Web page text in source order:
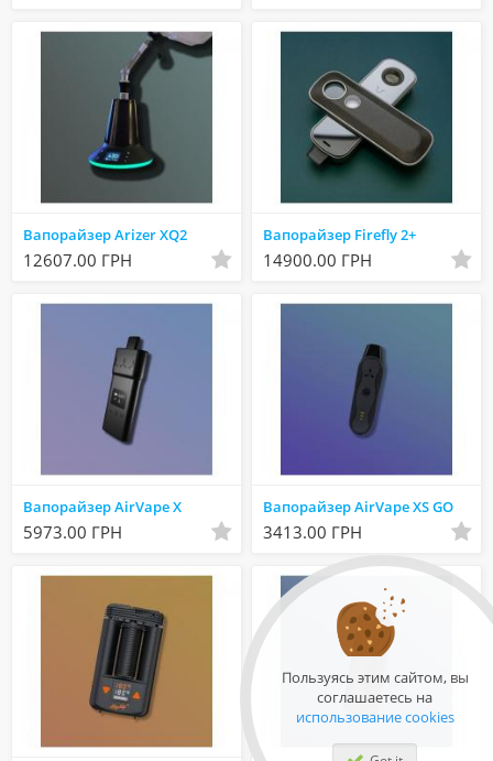
Пользуясь этим сайтом, вы
соглашаетесь на
использование cookies
Вапорайзер Arizer XQ2
12607.00 ГРН
Вапорайзер Firefly 2+
14900.00 ГРН
Вапорайзер AirVape X
5973.00 ГРН
Вапорайзер AirVape XS GO
3413.00 ГРН